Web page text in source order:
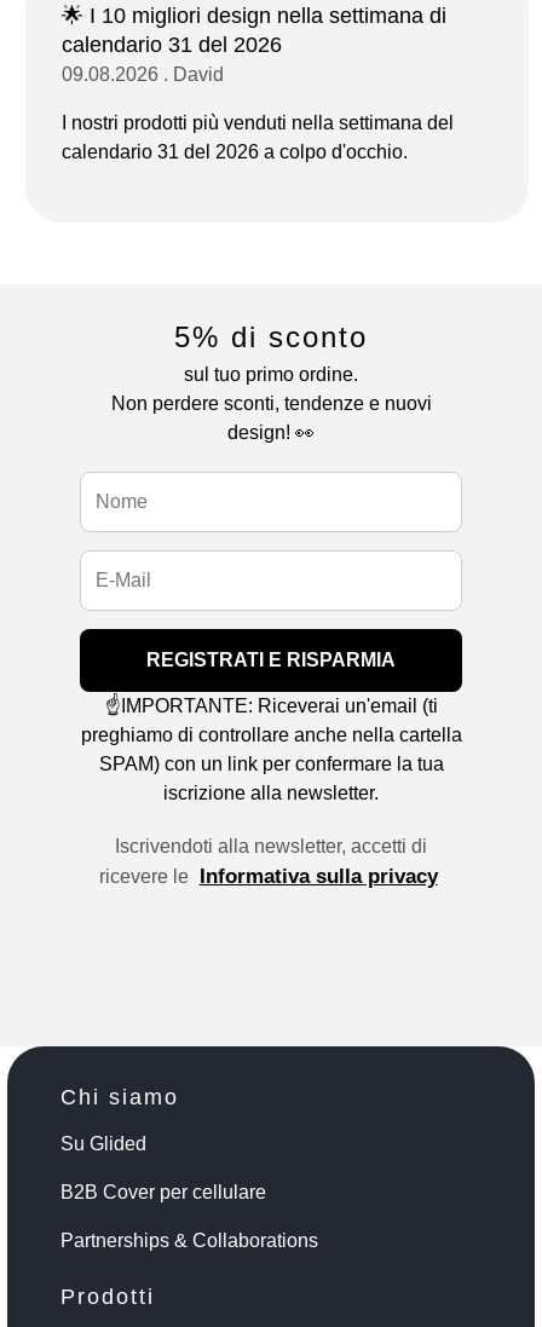
🌟 I 10 migliori design nella settimana di
calendario 31 del 2026
09.08.2026 . David
I nostri prodotti più venduti nella settimana del
calendario 31 del 2026 a colpo d'occhio.
5% di sconto
sul tuo primo ordine.
Non perdere sconti, tendenze e nuovi
design! 👀
REGISTRATI E RISPARMIA
☝️IMPORTANTE: Riceverai un'email (ti
preghiamo di controllare anche nella cartella
SPAM) con un link per confermare la tua
iscrizione alla newsletter.
Iscrivendoti alla newsletter, accetti di
ricevere le Informativa sulla privacy
Chi siamo
Su Glided
B2B Cover per cellulare
Partnerships & Collaborations
Prodotti